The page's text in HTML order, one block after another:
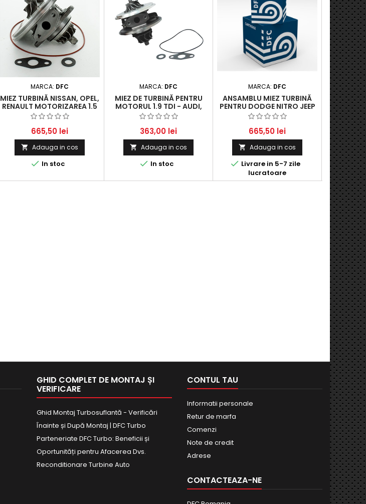
MARCA: DFC
MIEZ TURBINĂ NISSAN, OPEL,
RENAULT MOTORIZAREA 1.5
DCI / CDTI / HDI
665,50 lei
 Adauga in cos
 In stoc
MARCA: DFC
MIEZ DE TURBINĂ PENTRU
MOTORUL 1.9 TDI - AUDI,
FORD, SEAT, SKODA, VW
363,00 lei
 Adauga in cos
 In stoc
MARCA: DFC
ANSAMBLU MIEZ TURBINĂ
PENTRU DODGE NITRO JEEP
2.8 CRD
665,50 lei
 Adauga in cos
 Livrare in 5-7 zile
lucratoare
MIEZ
C4
COUPÉ |
|


GHID COMPLET DE MONTAJ ȘI
VERIFICARE
Ghid Montaj Turbosuflantă - Verificări
Înainte și După Montaj | DFC Turbo
Parteneriate DFC Turbo: Beneficii și
Oportunități pentru Afacerea Dvs.
Reconditionare Turbine Auto
CONTUL TAU
Informatii personale
Retur de marfa
Comenzi
Note de credit
Adrese
CONTACTEAZA-NE